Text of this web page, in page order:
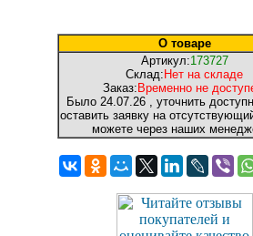
О товаре
Артикул:173727
Склад: Нет на складе
Заказ: Временно не
Было 24.07.26 , уточнить
оставить заявку на
можете через наших